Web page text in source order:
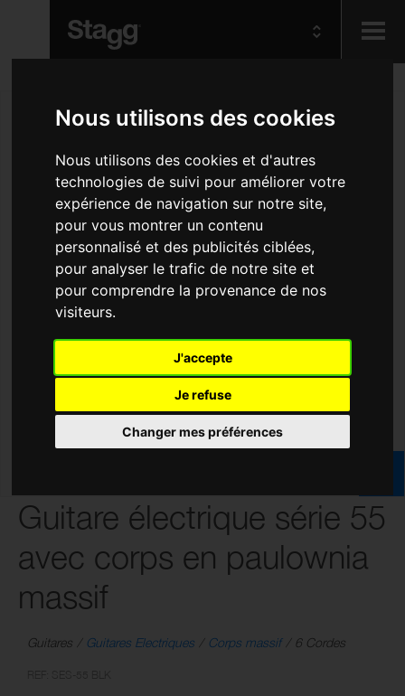
Nous utilisons des cookies
Nous utilisons des cookies et d'autres
technologies de suivi pour améliorer votre
expérience de navigation sur notre site,
pour vous montrer un contenu
personnalisé et des publicités ciblées,
pour analyser le trafic de notre site et
pour comprendre la provenance de nos
visiteurs.
J'accepte
Je refuse
Changer mes préférences
Audio &
Lighting
Guitare électrique série 55
avec corps en paulownia
massif
Guitares Guitares Electriques Corps massif 6 Cordes